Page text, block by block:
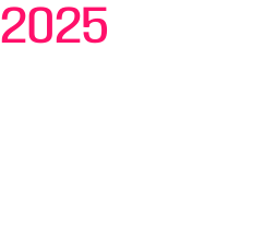
2025